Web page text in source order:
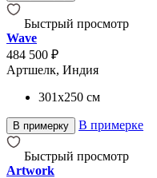
Быстрый просмотр
Wave
484 500 ₽
Артшелк, Индия
301x250 см
В примерку В примерке
Быстрый просмотр
Artwork